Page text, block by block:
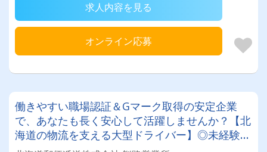
求人内容を見る
オンライン応募
働きやすい職場認証＆Gマーク取得の安定企業
で、あなたも長く安心して活躍しませんか？【北
海道の物流を支える大型ドライバー】◎未経験歓
迎◎残業月平均8～9時間◎賞与年3回（昨年度実